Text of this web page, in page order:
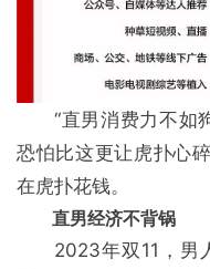
“直男消费力不如
恐怕比这更让虎扑心
在虎扑花钱。
直男经济不背锅
2023年双11，男